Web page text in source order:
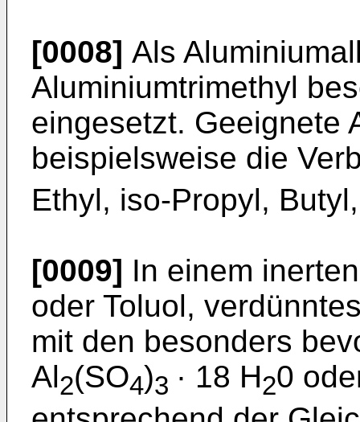
[0008] Als
Aluminiumtrimethyl
eingesetzt. Geeignete
beispielsweise die
Ethyl, iso-Propyl,
[0009] In einem
oder Toluol,
mit den besonders
Al2(SO4)3 · 18 H20